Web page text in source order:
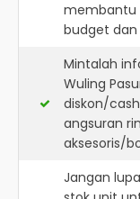
membantu
budget
Mintalah
Wuling
diskon/
angsuran
aksesoris/
Jangan